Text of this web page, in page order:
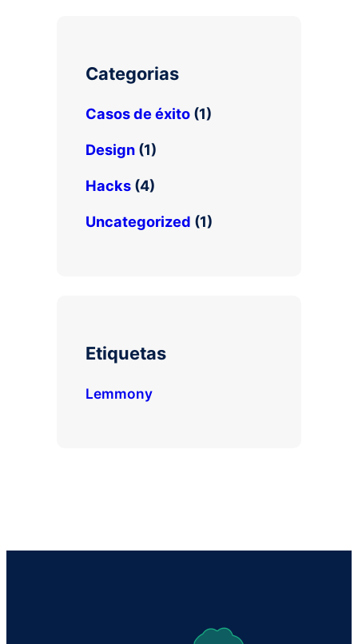
e
Categorias
Casos de éxito(1)
Design(1)
Hacks(4)
Uncategorized (1)
Etiquetas
Lemmony